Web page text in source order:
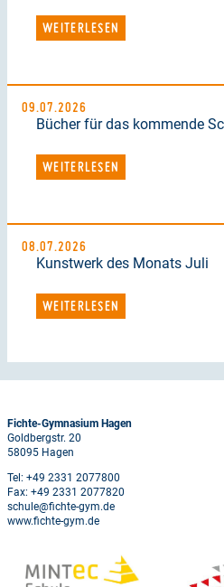
WEITERLESEN
09.07.2026
Bücher für das kommende
WEITERLESEN
08.07.2026
Kunstwerk des Monats Juli
WEITERLESEN
Fichte-Gymnasium Hagen
Goldbergstr. 20
58095 Hagen
Tel: +49 2331 2077800
Fax: +49 2331 2077820
schule@fichte-gym.de
www.fichte-gym.de